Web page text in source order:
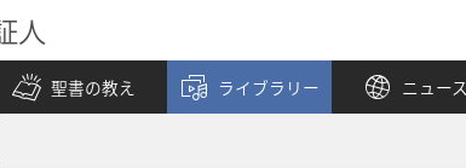
人
聖書の教え ライブラリー ニュース